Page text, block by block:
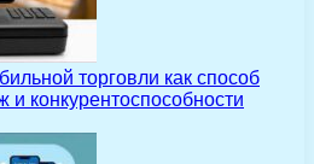
торговли как способ
конкурентоспособности